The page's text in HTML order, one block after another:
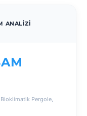
ANALIZI
Bioklimatik Pergole,